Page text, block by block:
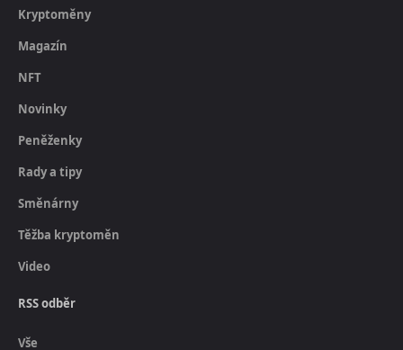
Kryptoměny
Magazín
NFT
Novinky
Peněženky
Rady a tipy
Směnárny
Těžba kryptoměn
Video
RSS odběr
Vše